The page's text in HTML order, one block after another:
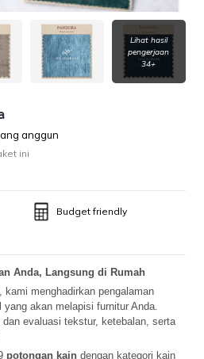
Lihat hasil
pengerjaan
34+
anggun
ini
Budget friendly
Anda, Langsung di Rumah
menghadirkan pengalaman
akan melapisi furnitur Anda.
evaluasi tekstur, ketebalan, serta
potongan kain dengan kategori kain